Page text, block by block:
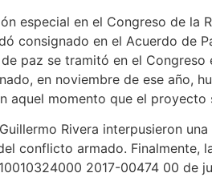
especial en el Congreso de la
en el Acuerdo de
paz se tramitó en el Congreso
en noviembre de ese año,
aquel momento que el proyecto
Rivera interpusieron
conflicto armado. Finalmente,
2017-00474 00 de